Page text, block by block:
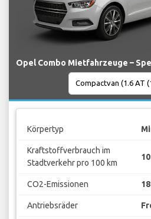
Opel Combo Mietfahrzeuge –
Körpertyp
Kraftstoffverbrauch im
Stadtverkehr pro 100 km
CO2-Emissionen
Antriebsräder